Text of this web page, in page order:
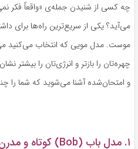
چه کسی از شنیدن جمله‌ی «واقعاً فکر
می‌آید؟ یکی از سریع‌ترین راه‌ها برای
موست. مدل مویی که انتخاب می‌کنید
و امتحان‌شده آشنا می‌شوید که شما را
۱. مدل باب (Bob) کوتاه و مدرن